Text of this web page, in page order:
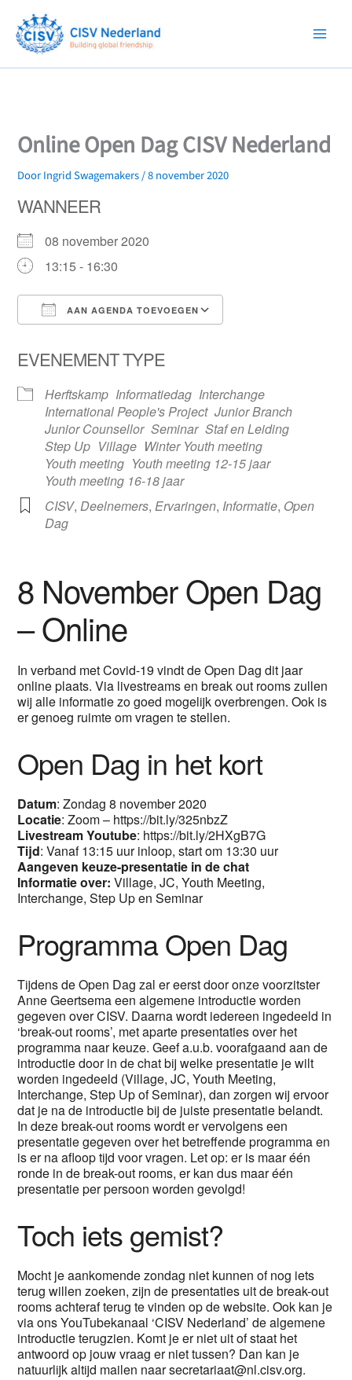
naar
inhoud
Online Open Dag CISV Nederland
DoorIngrid Swagemakers/8 november 2020
WANNEER
08 november 2020
13:15 - 16:30
AAN AGENDA TOEVOEGEN
EVENEMENT TYPE
Herftskamp Informatiedag Interchange
International People's Project Junior Branch
Junior Counsellor Seminar Staf en Leiding
Step Up Village Winter Youth meeting
Youth meeting Youth meeting 12-15 jaar
Youth meeting 16-18 jaar
CISV,Deelnemers,Ervaringen, Informatie, Open
Dag
8 November Open Dag
– Online
In verband met Covid-19 vindt de Open Dag dit jaar
online plaats. Via livestreams en break out rooms zullen
wij alle informatie zo goed mogelijk overbrengen. Ook is
er genoeg ruimte om vragen te stellen.
Open Dag in het kort
Datum: Zondag 8 november 2020
Locatie: Zoom – https://bit.ly/325nbzZ
Livestream Youtube: https://bit.ly/2HXgB7G
Tijd: Vanaf 13:15 uur inloop, start om 13:30 uur
Aangeven keuze-presentatie in de chat
Informatieover: Village, JC, Youth Meeting,
Interchange, Step Up en Seminar
Programma Open Dag
Tijdens de Open Dag zal er eerst door onze voorzitster
Anne Geertsema een algemene introductie worden
gegeven over CISV. Daarna wordt iedereen ingedeeld in
‘break-out rooms’, met aparte presentaties over het
programma naar keuze. Geef a.u.b. voorafgaand aan de
introductie door in de chat bij welke presentatie je wilt
worden ingedeeld (Village, JC, Youth Meeting,
Interchange, Step Up of Seminar), dan zorgen wij ervoor
dat je na de introductie bij de juiste presentatie belandt.
In deze break-out rooms wordt er vervolgens een
presentatie gegeven over het betreffende programma en
is er na afloop tijd voor vragen. Let op: er is maar één
ronde in de break-out rooms, er kan dus maar één
presentatie per persoon worden gevolgd!
Toch iets gemist?
Mocht je aankomende zondag niet kunnen of nog iets
terug willen zoeken, zijn de presentaties uit de break-out
rooms achteraf terug te vinden op de website. Ook kan je
via ons YouTubekanaal ‘CISV Nederland’ de algemene
introductie terugzien. Komt je er niet uit of staat het
antwoord op jouw vraag er niet tussen? Dan kan je
natuurlijk altijd mailen naar secretariaat@nl.cisv.org.